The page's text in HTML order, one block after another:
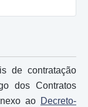
de contratação
dos Contratos
ao Decreto-